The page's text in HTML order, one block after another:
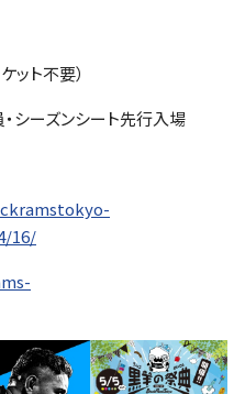
ット不要）
シーズンシート先行入場
16/